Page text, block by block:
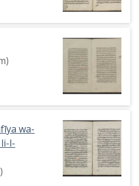
wa-
l-